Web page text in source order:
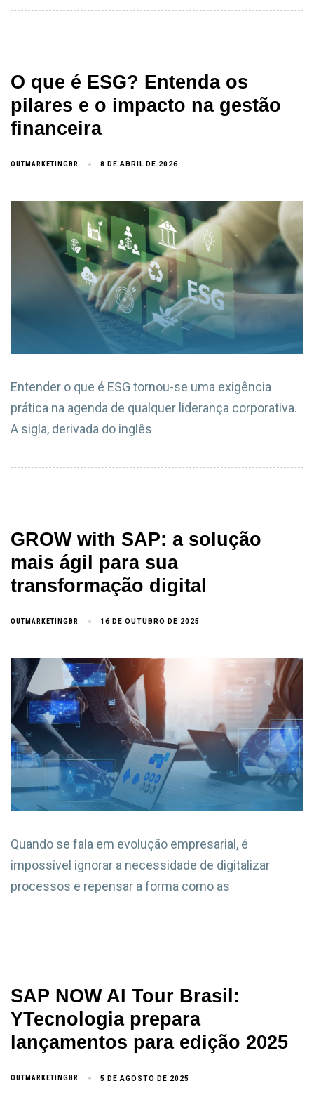
O que é ESG? Entenda os
pilares e o impacto na gestão
financeira
OUTMARKETINGBR 8 DE ABRIL DE 2026
Entender o que é ESG tornou-se uma exigência
prática na agenda de qualquer liderança corporativa.
A sigla, derivada do inglês
GROW with SAP: a solução
mais ágil para sua
transformação digital
OUTMARKETINGBR 16 DE OUTUBRO DE 2025
Quando se fala em evolução empresarial, é
impossível ignorar a necessidade de digitalizar
processos e repensar a forma como as
SAP NOW AI Tour Brasil:
YTecnologia prepara
lançamentos para edição 2025
OUTMARKETINGBR 5 DE AGOSTO DE 2025